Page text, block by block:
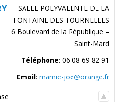
SALLE POLYVALENTE DE LA
FONTAINE DES TOURNELLES
6 Boulevard de la République –
Saint-Mard
Téléphone: 06 08 69 82 91
Email: mamie-joe@orange.fr